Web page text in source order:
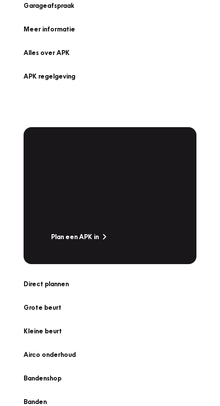
Garageafspraak
Meer informatie
Alles over APK
APK regelgeving
Plan een APK in
Direct plannen
Grote beurt
Kleine beurt
Airco onderhoud
Bandenshop
Banden